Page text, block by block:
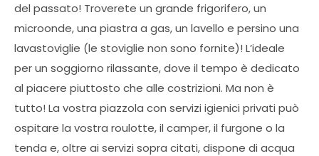
del passato! Troverete un grande frigorifero, un
microonde, una piastra a gas, un lavello e persino una
lavastoviglie (le stoviglie non sono fornite)! L’ideale
per un soggiorno rilassante, dove il tempo è dedicato
al piacere piuttosto che alle costrizioni. Ma non è
tutto! La vostra piazzola con servizi igienici privati può
ospitare la vostra roulotte, il camper, il furgone o la
tenda e, oltre ai servizi sopra citati, dispone di acqua